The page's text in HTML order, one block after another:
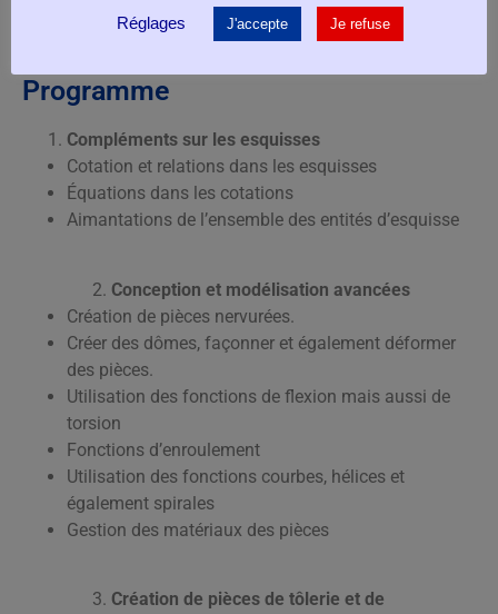
du logiciel SolidWorks de façon autonome
Créer des objets 3D complexes
Programme
Compléments sur les esquisses
Cotation et relations dans les esquisses
Équations dans les cotations
Aimantations de l’ensemble des entités d’esquisse
Conception et modélisation avancées
Création de pièces nervurées.
Créer des dômes, façonner et également déformer
des pièces.
Utilisation des fonctions de flexion mais aussi de
torsion
Fonctions d’enroulement
Utilisation des fonctions courbes, hélices et
également spirales
Gestion des matériaux des pièces
Création de pièces de tôlerie et de
Réglages
J'accepte Je refuse